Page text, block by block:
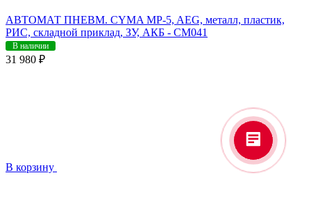
АВТОМАТ ПНЕВМ. CYMA MP-5, AEG, металл, пластик,
РИС, складной приклад, ЗУ, АКБ - CM041
В наличии
31 980 ₽
В корзину